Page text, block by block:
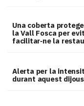
Una coberta
la Vall Fosca per
facilitar‑ne la
Alerta per la
durant aquest